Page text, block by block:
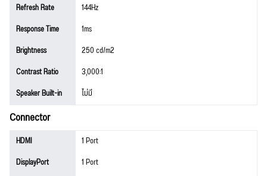
Refresh Rate
144Hz
Response Time
1ms
Brightness
250 cd/m2
Contrast Ratio
3,000:1
Speaker Built-in
ไม่มี
Connector
HDMI
1 Port
DisplayPort
1 Port